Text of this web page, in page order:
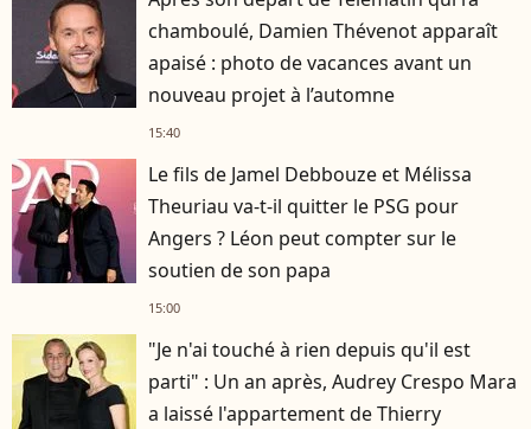
chamboulé, Damien Thévenot apparaît
apaisé : photo de vacances avant un
nouveau projet à l’automne
15:40
Le fils de Jamel Debbouze et Mélissa
Theuriau va-t-il quitter le PSG pour
Angers ? Léon peut compter sur le
soutien de son papa
15:00
"Je n'ai touché à rien depuis qu'il est
parti" : Un an après, Audrey Crespo Mara
a laissé l'appartement de Thierry